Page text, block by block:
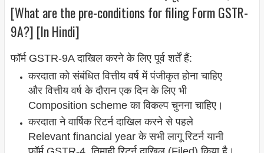
[What are the pre-conditions for filing Form GSTR-
9A?] [In Hindi]
फॉर्म GSTR-9A दाखिल करने के लिए पूर्व शर्तें हैं:
करदाता को संबंधित वित्तीय वर्ष में पंजीकृत होना चाहिए
और वित्तीय वर्ष के दौरान एक दिन के लिए भी
Composition scheme का विकल्प चुनना चाहिए।
करदाता ने वार्षिक रिटर्न दाखिल करने से पहले
Relevant financial year के सभी लागू रिटर्न यानी